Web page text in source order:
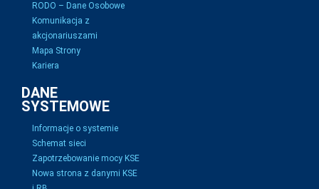
RODO – Dane Osobowe
Komunikacja z
akcjonariuszami
Mapa Strony
Kariera
DANE
SYSTEMOWE
Informacje o systemie
Schemat sieci
Zapotrzebowanie mocy KSE
Nowa strona z danymi KSE